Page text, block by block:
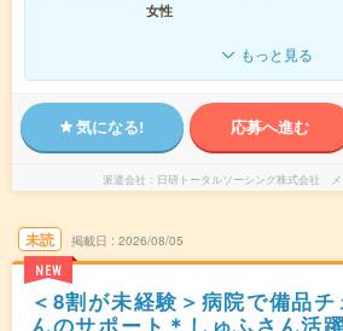
女性
もっと見る
気になる! 応募へ進む
派遣会社 日研トータルソーシング株式会社
未読
NEW
掲載日 2026/08/05
＜8割が未経験＞病院で備品チ
んのサポート＊しゅふさん活